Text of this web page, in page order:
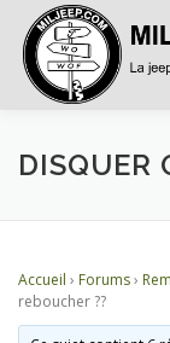
ACCUEIL
DISQUER
Accueil › Forums›
reboucher ??